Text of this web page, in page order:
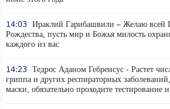
14:03 Ираклий Гарибашвили – Желаю всей
Рождества, пусть мир и Божья милость
каждого из вас
14:23 Тедрос Аданом Гебреисус - Растет
гриппа и других респираторных
маски, обязательно проходите тестирование